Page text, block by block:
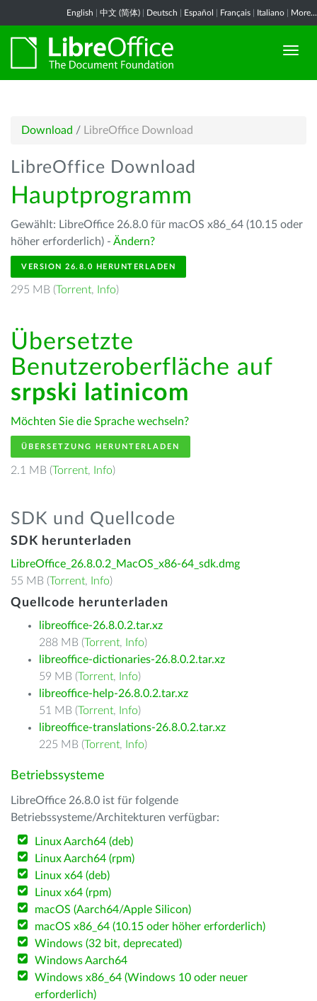
English 中文 (简体) Deutsch Español Français Italiano More...
Download / LibreOffice Download
LibreOffice Download
Hauptprogramm
Gewählt: LibreOffice 26.8.0 für macOS x86_64 (10.15 oder
höher erforderlich) - Ändern?
VERSION 26.8.0 HERUNTERLADEN
295 MB (Torrent, Info)
Übersetzte
Benutzeroberfläche auf
srpski latinicom
Möchten Sie die Sprache wechseln?
ÜBERSETZUNG HERUNTERLADEN
2.1 MB (Torrent, Info)
SDK und Quellcode
SDK herunterladen
LibreOffice_26.8.0.2_MacOS_x86-64_sdk.dmg
55 MB (Torrent, Info)
Quellcode herunterladen
libreoffice-26.8.0.2.tar.xz
288 MB (Torrent, Info)
libreoffice-dictionaries-26.8.0.2.tar.xz
59 MB (Torrent, Info)
libreoffice-help-26.8.0.2.tar.xz
51 MB (Torrent, Info)
libreoffice-translations-26.8.0.2.tar.xz
225 MB (Torrent, Info)
Betriebssysteme
LibreOffice 26.8.0 ist für folgende
Betriebssysteme/Architekturen verfügbar:
Linux Aarch64 (deb)
Linux Aarch64 (rpm)
Linux x64 (deb)
Linux x64 (rpm)
macOS (Aarch64/Apple Silicon)
macOS x86_64 (10.15 oder höher erforderlich)
Windows (32 bit, deprecated)
Windows Aarch64
Windows x86_64 (Windows 10 oder neuer
erforderlich)